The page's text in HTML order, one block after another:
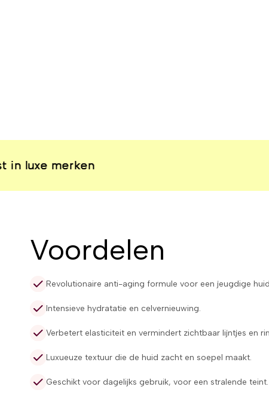
Voordelen
Revolutionaire anti-aging formule voor een jeugdige
Intensieve hydratatie en celvernieuwing.
Verbetert elasticiteit en vermindert zichtbaar lijntjes en
Luxueuze textuur die de huid zacht en soepel maakt.
Geschikt voor dagelijks gebruik, voor een stralende teint.